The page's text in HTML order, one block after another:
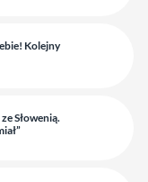
Kolejny
Słowenią.